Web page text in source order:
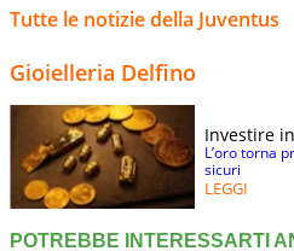
Tutte le notizie della Juventus
Gioielleria Delfino
Investire
L’oro torna
sicuri
LEGGI